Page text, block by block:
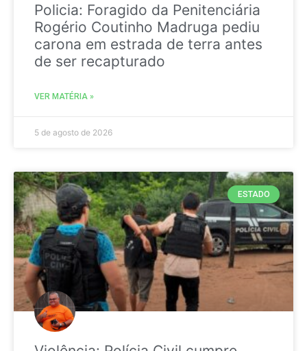
Policia: Foragido da Penitenciária
Rogério Coutinho Madruga pediu
carona em estrada de terra antes
de ser recapturado
VER MATÉRIA »
5 de agosto de 2026
ESTADO